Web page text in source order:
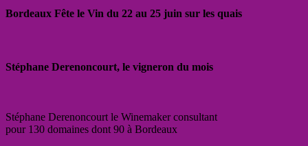
Bordeaux Fête le Vin du 22 au 25 juin sur les quais
Stéphane Derenoncourt, le vigneron du mois
Stéphane Derenoncourt le Winemaker consultant
pour 130 domaines dont 90 à Bordeaux